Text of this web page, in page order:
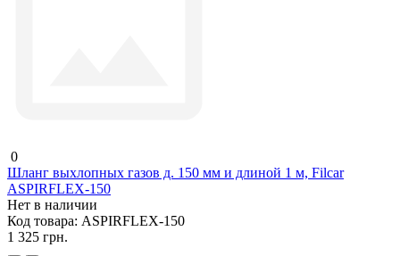
0
Шланг выхлопных газов д. 150 мм и длиной 1 м, Filcar
ASPIRFLEX-150
Нет в наличии
Код товара: ASPIRFLEX-150
1 325 грн.